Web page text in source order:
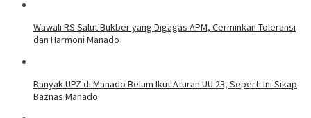
Wawali RS Salut Bukber yang Digagas APM, Cerminkan Toleransi
dan Harmoni Manado
Banyak UPZ di Manado Belum Ikut Aturan UU 23, Seperti Ini Sikap
Baznas Manado